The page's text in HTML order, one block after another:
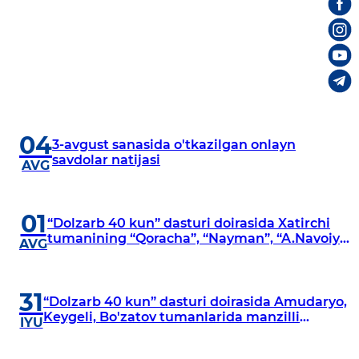
04
AVG
3-avgust sanasida o'tkazilgan onlayn
savdolar natijasi
01
AVG
“Dolzarb 40 kun” dasturi doirasida Xatirchi
tumanining “Qoracha”, “Nayman”, “A.Navoiy”
31
IYU
“Dolzarb 40 kun” dasturi doirasida Amudaryo,
Keygeli, Bo'zatov tumanlarida manzilli